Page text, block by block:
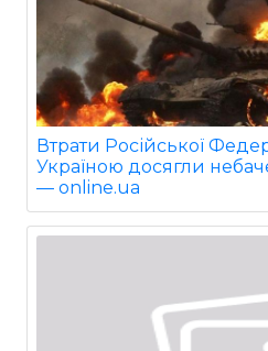
Втрати Російської
Україною досягли
— online.ua